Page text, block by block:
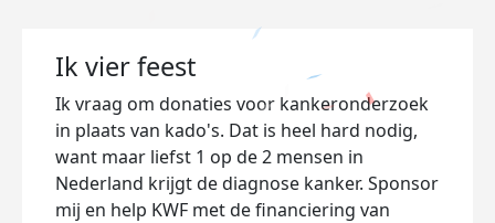
Ik vier feest
Ik vraag om donaties voor kankeronderzoek
in plaats van kado's. Dat is heel hard nodig,
want maar liefst 1 op de 2 mensen in
Nederland krijgt de diagnose kanker. Sponsor
mij en help KWF met de financiering van